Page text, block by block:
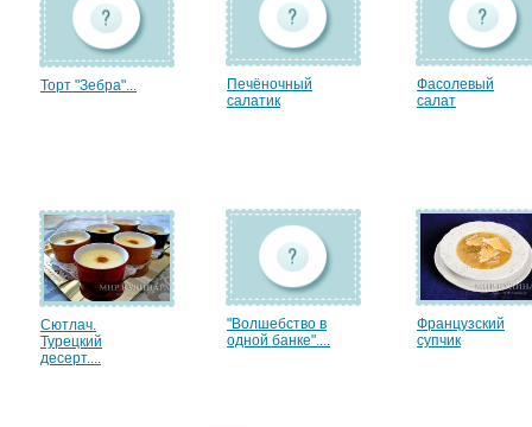
Торт "Зебра"...
Печёночный
салатик
Фасолевый
салат
Сютлач.
Турецкий
десерт....
"Волшебство в
одной банке"....
Французский
супчик